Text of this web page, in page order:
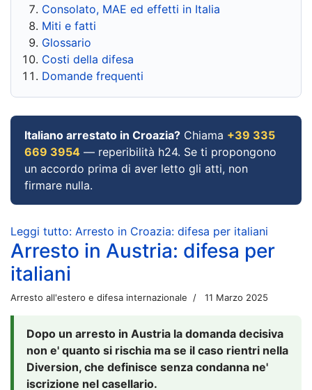
Consolato, MAE ed effetti in Italia
Miti e fatti
Glossario
Costi della difesa
Domande frequenti
Italiano arrestato in Croazia? Chiama +39 335
669 3954 — reperibilità h24. Se ti propongono
un accordo prima di aver letto gli atti, non
firmare nulla.
Leggi tutto: Arresto in Croazia: difesa per italiani
Arresto in Austria: difesa per
italiani
Arresto all'estero e difesa internazionale 11 Marzo 2025
Dopo un arresto in Austria la domanda decisiva
non e' quanto si rischia ma se il caso rientri nella
Diversion, che definisce senza condanna ne'
iscrizione nel casellario.